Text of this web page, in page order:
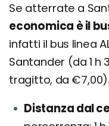
Se atterrate a
economica è il
infatti il bus linea
Santander (da 1 h
tragitto, da €7,00).
Distanza dal